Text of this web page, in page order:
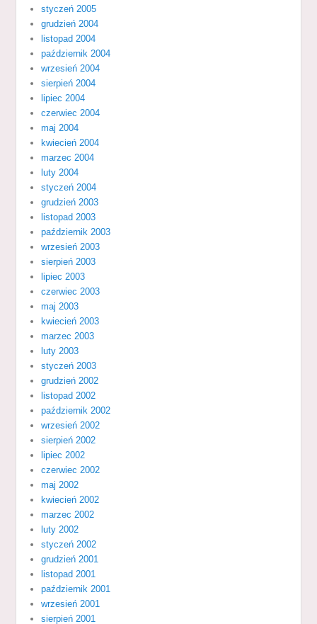
styczeń 2005
grudzień 2004
listopad 2004
październik 2004
wrzesień 2004
sierpień 2004
lipiec 2004
czerwiec 2004
maj 2004
kwiecień 2004
marzec 2004
luty 2004
styczeń 2004
grudzień 2003
listopad 2003
październik 2003
wrzesień 2003
sierpień 2003
lipiec 2003
czerwiec 2003
maj 2003
kwiecień 2003
marzec 2003
luty 2003
styczeń 2003
grudzień 2002
listopad 2002
październik 2002
wrzesień 2002
sierpień 2002
lipiec 2002
czerwiec 2002
maj 2002
kwiecień 2002
marzec 2002
luty 2002
styczeń 2002
grudzień 2001
listopad 2001
październik 2001
wrzesień 2001
sierpień 2001